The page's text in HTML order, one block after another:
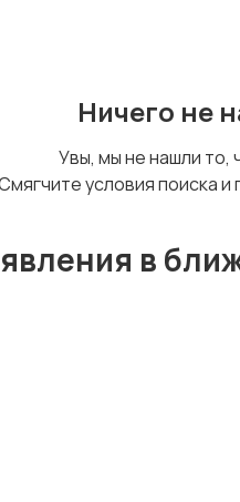
Ничего не
Увы, мы не нашли то,
условия поиска
в